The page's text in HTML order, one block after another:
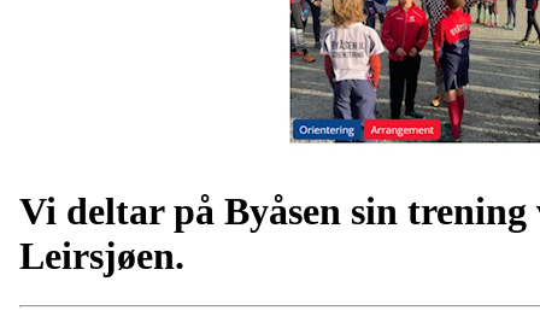
Vi deltar på Byåsen sin trening
Leirsjøen.